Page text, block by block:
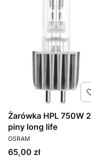
Żarówka HPL 750W 2
piny long life
PRODUCENT
OSRAM
Cena
65,00 zł